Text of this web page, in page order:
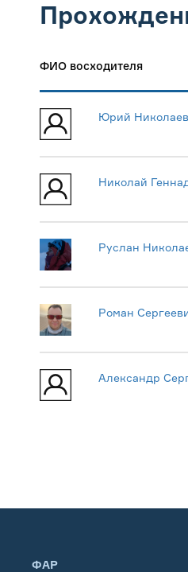
ФИО восходителя
Юрий
Николай
Руслан
Роман
Александр
ФАР